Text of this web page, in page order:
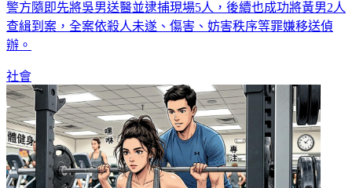
警方隨即先將吳男送醫並逮捕現場5人，後續也成功將黃男2人
查緝到案，全案依殺人未遂、傷害、妨害秩序等罪嫌移送偵
辦。
社會